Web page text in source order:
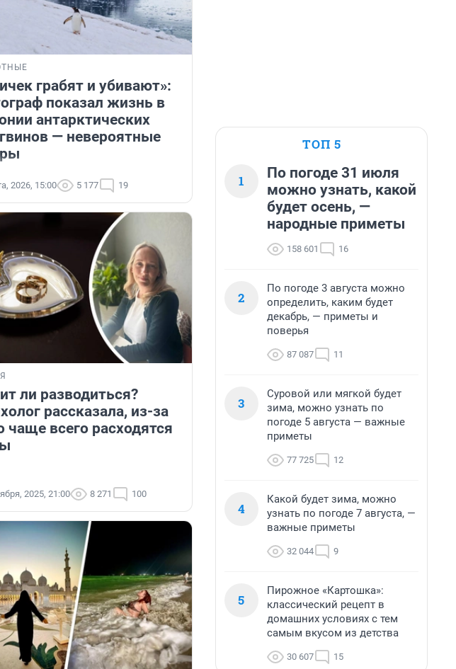
грабят и убивают»:
показал жизнь в
антарктических
— невероятные
2026, 15:00 5 177 19
ли разводиться?
рассказала, из-за
чаще всего расходятся
2025, 21:00 8 271 100
ТОП 5
1
По погоде 31 июля
можно узнать, какой
будет осень, —
народные приметы
158 601 16
2
По погоде 3 августа можно
определить, каким будет
декабрь, — приметы и
поверья
87 087 11
3
Суровой или мягкой будет
зима, можно узнать по
погоде 5 августа — важные
приметы
77 725 12
4
Какой будет зима, можно
узнать по погоде 7 августа, —
важные приметы
32 044 9
5
Пирожное «Картошка»:
классический рецепт в
домашних условиях с тем
самым вкусом из детства
30 607 15